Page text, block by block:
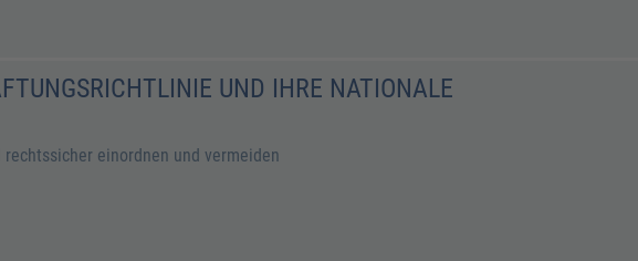
UND IHRE NATIONALE
einordnen und vermeiden